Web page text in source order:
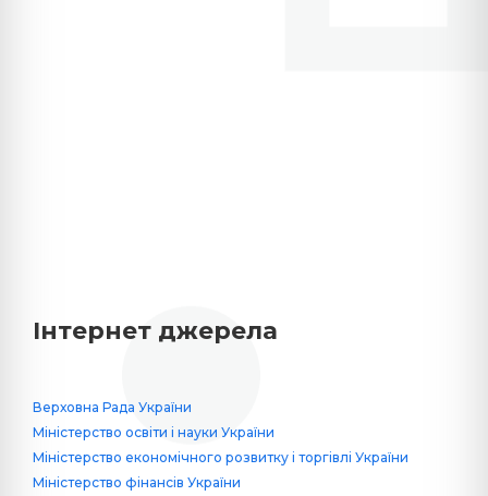
Інтернет джерела
Верховна Рада України
Міністерство освіти і науки України
Міністерство економічного розвитку і торгівлі України
Міністерство фінансів України